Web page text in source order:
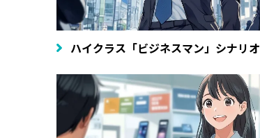
ハイクラス「ビジネスマン」シナリオ